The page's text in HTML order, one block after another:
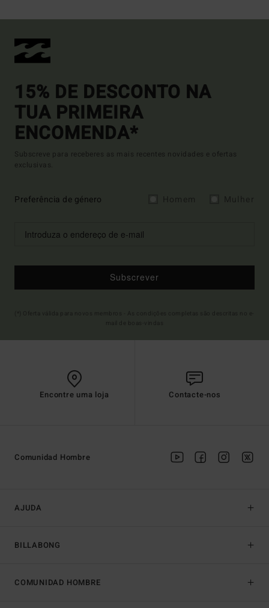
15% DE DESCONTO NA
TUA PRIMEIRA
ENCOMENDA*
Subscreve para receberes as mais recentes novidades e ofertas
exclusivas.
Preferência de género
Subscrever
Encontre uma loja Contacte-nos
AJUDA
BILLABONG
Comunidad Hombre
COMUNIDAD HOMBRE